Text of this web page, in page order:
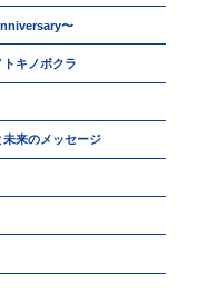
〜
キノボクラ
来のメッセージ